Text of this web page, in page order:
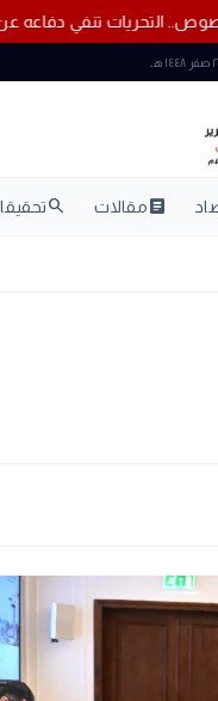
سائق الخصوص..
هـ
articleمقالات search